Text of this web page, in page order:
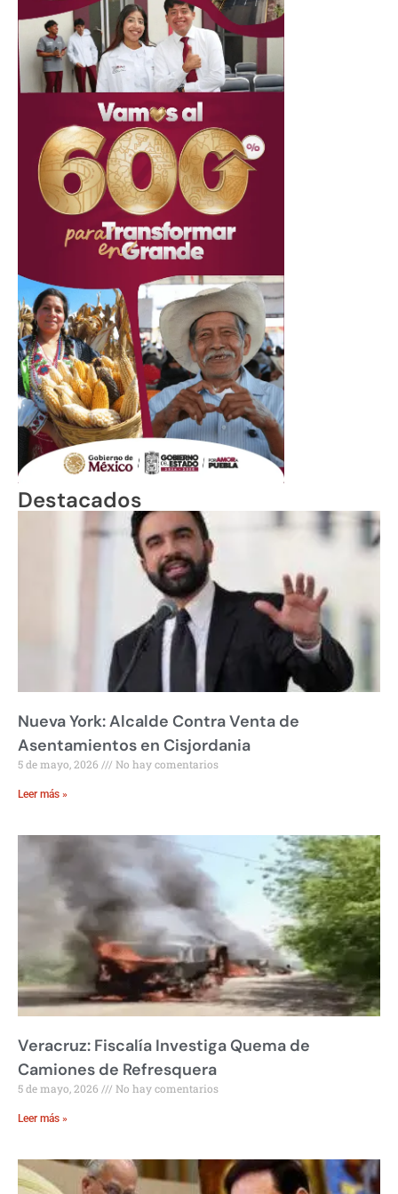
Destacados
Nueva York: Alcalde Contra Venta de
Asentamientos en Cisjordania
5 de mayo, 2026 No hay comentarios
Leer más »
Veracruz: Fiscalía Investiga Quema de
Camiones de Refresquera
5 de mayo, 2026 No hay comentarios
Leer más »